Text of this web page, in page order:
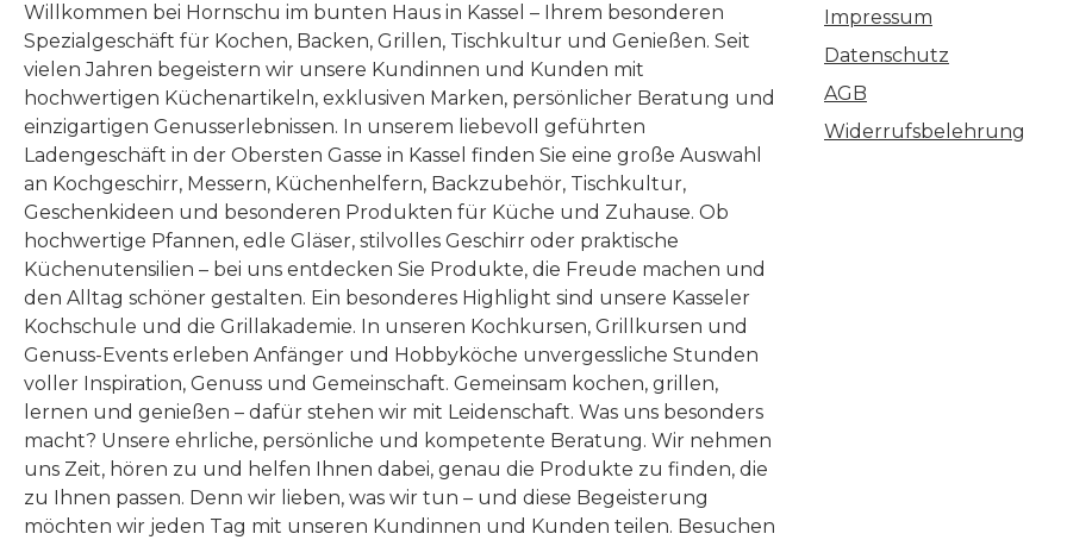
Willkommen bei Hornschu im bunten Haus in Kassel – Ihrem besonderen
Spezialgeschäft für Kochen, Backen, Grillen, Tischkultur und Genießen. Seit
vielen Jahren begeistern wir unsere Kundinnen und Kunden mit
hochwertigen Küchenartikeln, exklusiven Marken, persönlicher Beratung und
einzigartigen Genusserlebnissen. In unserem liebevoll geführten
Ladengeschäft in der Obersten Gasse in Kassel finden Sie eine große Auswahl
an Kochgeschirr, Messern, Küchenhelfern, Backzubehör, Tischkultur,
Geschenkideen und besonderen Produkten für Küche und Zuhause. Ob
hochwertige Pfannen, edle Gläser, stilvolles Geschirr oder praktische
Küchenutensilien – bei uns entdecken Sie Produkte, die Freude machen und
den Alltag schöner gestalten. Ein besonderes Highlight sind unsere Kasseler
Kochschule und die Grillakademie. In unseren Kochkursen, Grillkursen und
Genuss-Events erleben Anfänger und Hobbyköche unvergessliche Stunden
voller Inspiration, Genuss und Gemeinschaft. Gemeinsam kochen, grillen,
lernen und genießen – dafür stehen wir mit Leidenschaft. Was uns besonders
macht? Unsere ehrliche, persönliche und kompetente Beratung. Wir nehmen
uns Zeit, hören zu und helfen Ihnen dabei, genau die Produkte zu finden, die
zu Ihnen passen. Denn wir lieben, was wir tun – und diese Begeisterung
möchten wir jeden Tag mit unseren Kundinnen und Kunden teilen. Besuchen
Impressum
Datenschutz
AGB
Widerrufsbelehrung